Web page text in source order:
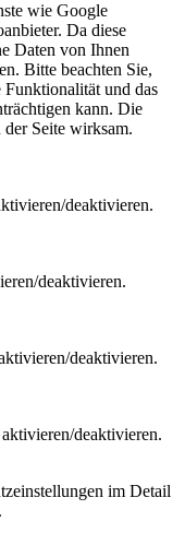
wie Google
Da diese
Daten von Ihnen
Bitte beachten Sie,
Funktionalität und das
kann. Die
Seite wirksam.
deaktivieren.
deaktivieren.
deaktivieren.
deaktivieren.
im Detail